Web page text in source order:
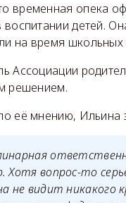
временная опека
воспитании детей.
на время школьных
Ассоциации
решением.
её мнению, Ильина
Хотя вопрос-то
не видит